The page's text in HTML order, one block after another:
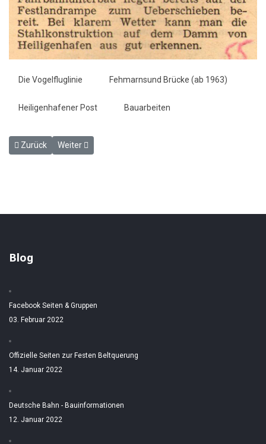
Die Vogelfluglinie Fehmarnsund Brücke (ab 1963)
Heiligenhafener Post Bauarbeiten
Vorheriger Beitrag: Was bringt uns der Sommerfahrplan ? -
Zurück Nächster Beitrag: Täglich zwei Sundfähren im Einsatz
Weiter
Blog
Facebook Seiten & Gruppen
03. Februar 2022
Offizielle Seiten zur Festen Beltquerung
14. Januar 2022
Deutsche Bahn - Bauinformationen
12. Januar 2022